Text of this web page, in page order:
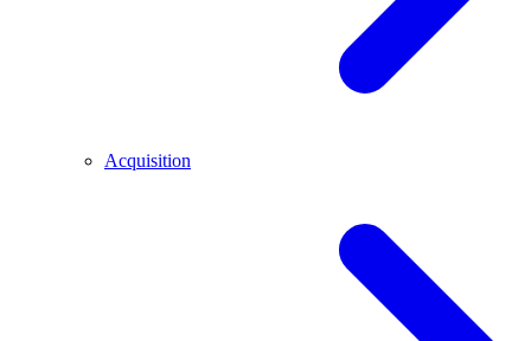
Acquisition